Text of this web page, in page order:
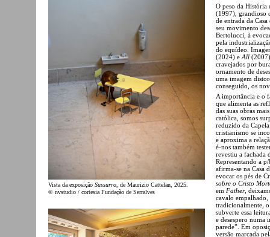
Vista da exposição Sussurro , de Maurizio Cattelan, 2025.
© nvstudio / cortesia Fundação de Serralves
O peso da
(1997), grandioso
de entrada da
seu movimento
Bertolucci, à
pela
do equídeo.
(2024) e All
cravejados por
ornamento de
uma imagem
conseguido, os
A importância e o
que alimenta as
das suas obras
católica, somos
reduzido da
cristianismo se
e aproxima a
é-nos também
revestiu a fachada
Representando a
afirma-se na Casa
evocar os pés de
sobre o Cristo
em Father,
cavalo empalhado,
tradicionalmente,
subverte essa
e desespero numa
parede”. Em
versão marcada